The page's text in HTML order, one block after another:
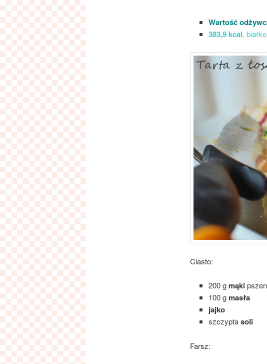
Wartość
383,9 kcal,
Ciasto:
200 g mąki
100 g masła
jajko
szczyptasoli
Farsz: